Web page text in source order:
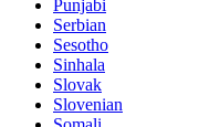
Punjabi
Serbian
Sesotho
Sinhala
Slovak
Slovenian